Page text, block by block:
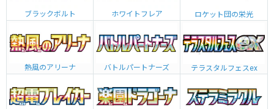
ブラックボルト ホワイトフレア ロケット団の栄光
熱風のアリーナ バトルパートナーズ テラスタルフェスex